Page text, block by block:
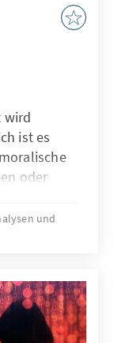
wird
ist es
oder
Trifft
und